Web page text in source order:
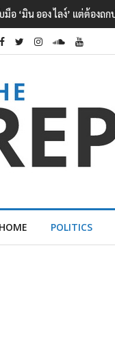
นาม MOU ด้านแรงงาน ฉบั
HOME POLITICS